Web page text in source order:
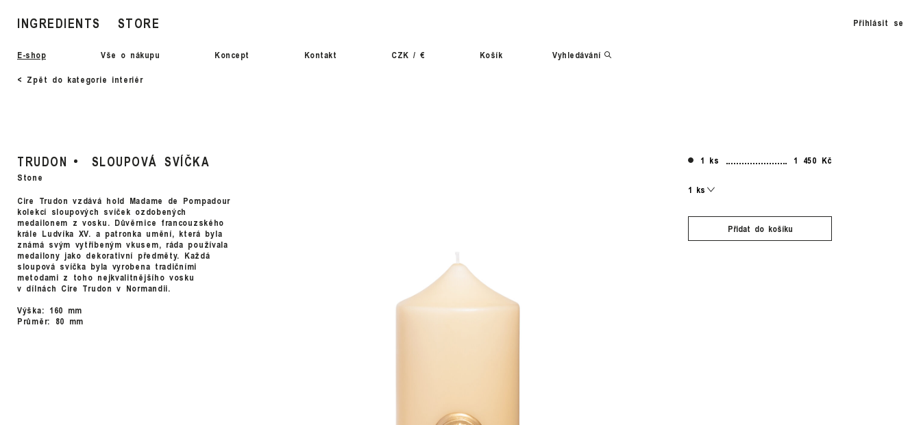
INGREDIENTS STORE Přihlásit se
E-shop Vše o nákupu Koncept Kontakt CZK / € Košík
Vyhledávání
< Zpět do kategorie interiér
TRUDON SLOUPOVÁ SVÍČKA
Stone
Cire Trudon vzdává hold Madame de Pompadour
kolekcí sloupových svíček ozdobených
medailonem z vosku. Důvěrnice francouzského
krále Ludvíka XV. a patronka umění, která byla
známá svým vytříbeným vkusem, ráda používala
medailony jako dekorativní předměty. Každá
sloupová svíčka byla vyrobena tradičními
metodami z toho nejkvalitnějšího vosku
v dílnách Cire Trudon v Normandii.
Výška: 160 mm
Průměr: 80 mm
1 ks 1 450 Kč
Přidat do košíku